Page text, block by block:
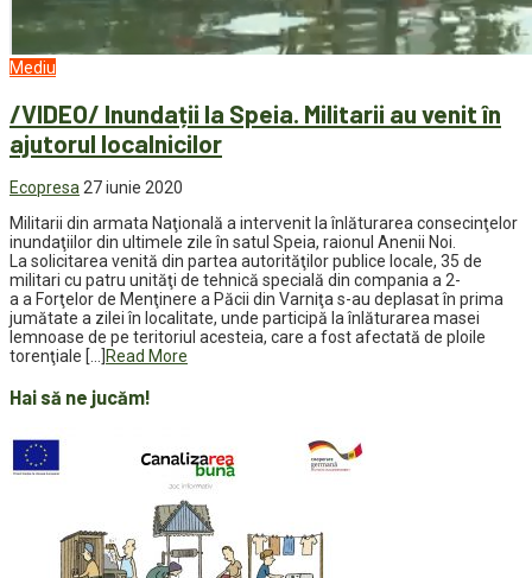
Mediu
/VIDEO/ Inundații la Speia. Militarii au venit în
ajutorul localnicilor
Ecopresa27 iunie 2020
Militarii din armata Naţională a intervenit la înlăturarea consecinţelor
inundaţiilor din ultimele zile în satul Speia, raionul Anenii Noi.
La solicitarea venită din partea autorităţilor publice locale, 35 de
militari cu patru unităţi de tehnică specială din compania a 2-
a a Forţelor de Menţinere a Păcii din Varniţa s-au deplasat în prima
jumătate a zilei în localitate, unde participă la înlăturarea masei
lemnoase de pe teritoriul acesteia, care a fost afectată de ploile
torenţiale […] Read More
Hai să ne jucăm!